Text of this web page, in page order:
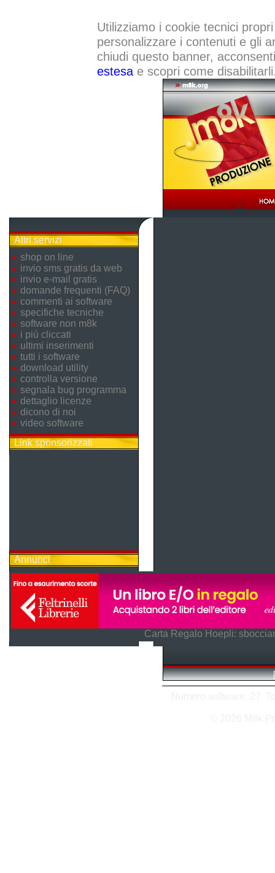
Utilizziamo i cookie tecnici
personalizzare i contenuti e gli
chiudi questo banner,
estesae scopri come
Altri servizi
shop on line
invio sms gratis da web
invio e-mail gratis
domande frequenti (FAQ)
commenti ai software
specifiche tecniche
software non m8k
i più cliccati
ultimi inserimenti
tutti i software
download utility
controlla versione
segnala bug programma
dettaglio licenze
dicono di noi
video software
Link sponsorizzati
Annunci
Carta Regalo Hoepli:
[